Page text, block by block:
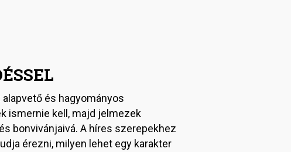
és hagyományos
ismernie kell, majd jelmezek
bonvivánjaivá. A híres szerepekhez
érezni, milyen lehet egy karakter